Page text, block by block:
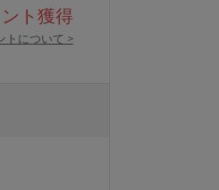
ト獲得
トについて >